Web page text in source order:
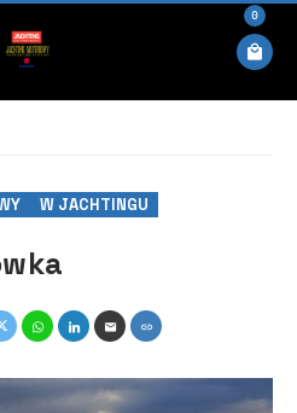
0
W JACHTINGU